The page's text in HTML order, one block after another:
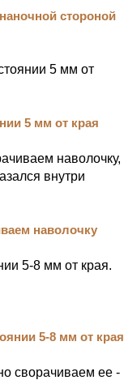
5 мм от
наволочку,
внутри
5-8 мм от края.
сворачиваем ее -